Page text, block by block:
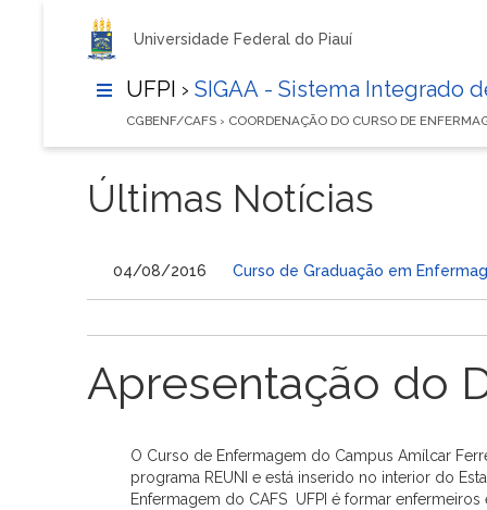
Universidade Federal do Piauí
UFPI › SIGAA - Sistema Integrado
CGBENF/CAFS › COORDENAÇÃO DO CURSO DE
Últimas Notícias
04/08/2016 Curso de Graduação em
Apresentação do
O Curso de Enfermagem do Campus Amílcar
programa REUNI e está inserido no interior do
Enfermagem do CAFS  UFPI é formar